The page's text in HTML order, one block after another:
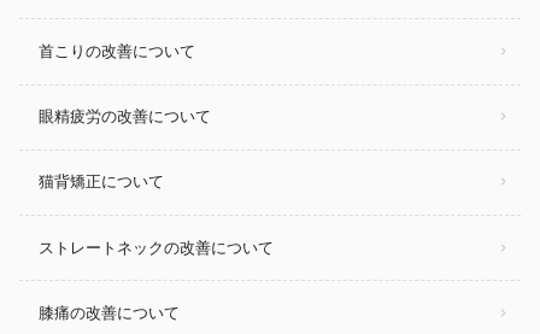
首こりの改善について
眼精疲労の改善について
猫背矯正について
ストレートネックの改善について
膝痛の改善について